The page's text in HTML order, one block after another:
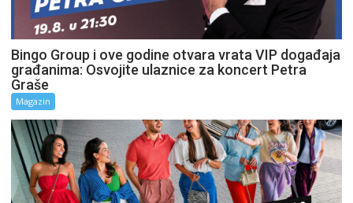
Bingo Group i ove godine otvara vrata VIP događaja
građanima: Osvojite ulaznice za koncert Petra
Graše
Magazin